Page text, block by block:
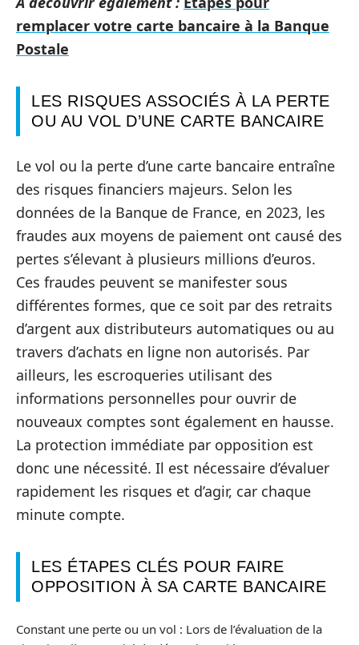
remplacer votre carte bancaire à la Banque
Postale
LES RISQUES ASSOCIÉS À LA PERTE
OU AU VOL D’UNE CARTE BANCAIRE
Le vol ou la perte d’une carte bancaire entraîne
des risques financiers majeurs. Selon les
données de la Banque de France, en 2023, les
fraudes aux moyens de paiement ont causé des
pertes s’élevant à plusieurs millions d’euros.
Ces fraudes peuvent se manifester sous
différentes formes, que ce soit par des retraits
d’argent aux distributeurs automatiques ou au
travers d’achats en ligne non autorisés. Par
ailleurs, les escroqueries utilisant des
informations personnelles pour ouvrir de
nouveaux comptes sont également en hausse.
La protection immédiate par opposition est
donc une nécessité. Il est nécessaire d’évaluer
rapidement les risques et d’agir, car chaque
minute compte.
LES ÉTAPES CLÉS POUR FAIRE
OPPOSITION À SA CARTE BANCAIRE
Constant une perte ou un vol : Lors de l’évaluation de la